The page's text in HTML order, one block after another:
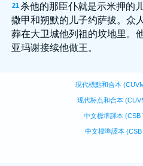
21 杀他的那臣仆就是示米押的
撒甲和朔默的儿子约萨拔。众
葬在大卫城他列祖的坟地里。
亚玛谢接续他做王。
現代標點和合本
现代标点和合本
中文標準譯本 (CSB
中文標準譯本 (CSB